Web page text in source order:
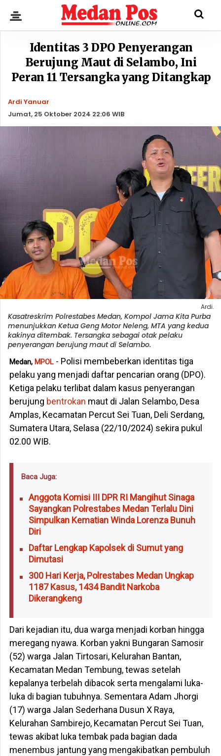
Identitas 3 DPO Penyerangan
Berujung Maut di Selambo, Ini
Peran 11 Tersangka yang Ditangkap
Ardi Yanuar
Jumat, 25 Oktober 2024 22:06 WIB
Ardi.
Kasatreskrim Polrestabes Medan, Kompol Jama Kita Purba
menunjukkan Ketua Geng Motor Neleng, MTA yang kedua
kakinya ditembak. Tersangka sebagai otak pelaku
penyerangan berujung maut di Selambo.
Medan, MPOL- Polisi membeberkan identitas tiga
pelaku yang menjadi daftar pencarian orang (DPO).
Ketiga pelaku terlibat dalam kasus penyerangan
berujung bentrokan maut di Jalan Selambo, Desa
Amplas, Kecamatan Percut Sei Tuan, Deli Serdang,
Sumatera Utara, Selasa (22/10/2024) sekira pukul
02.00 WIB.
Baca Juga:
Anggota Komisi III DPR RI Mangihut Sinaga
Sayangkan Polrestabes Medan Terlalu Dini
Simpulkan Kematian Winda Lorenza Bunuh
Diri
Daftar Lengkap Kapolsek di Sumut yang
Dimutasi
300 Hari Kerja, Polrestabes Medan Ungkap
1187 Kasus, 1434 Bandit Narkoba
Dikerangkeng
Dari kejadian itu, dua warga menjadi korban hingga
meregang nyawa. Korban yakni Bungaran Samosir
(52) warga Jalan Tirtosari, Kelurahan Bantan,
Kecamatan Medan Tembung, tewas setelah
kepalanya terbelah dibacok serta mengalami luka-
luka di bagian tubuhnya. Sementara Adam Jhorgi
(17) warga Jalan Sederhana Dusun X Raya,
Kelurahan Sambirejo, Kecamatan Percut Sei Tuan,
tewas akibat luka tembak pada bagian dada
menembus jantung yang mengakibatkan pembuluh